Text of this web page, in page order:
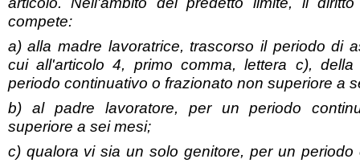
compete:
a) alla madre lavoratrice, trascorso il periodo di
cui all'articolo 4, primo comma, lettera c),
periodo continuativo o frazionato non superiore a
b) al padre lavoratore, per un periodo
superiore a sei mesi;
c) qualora vi sia un solo genitore, per un periodo